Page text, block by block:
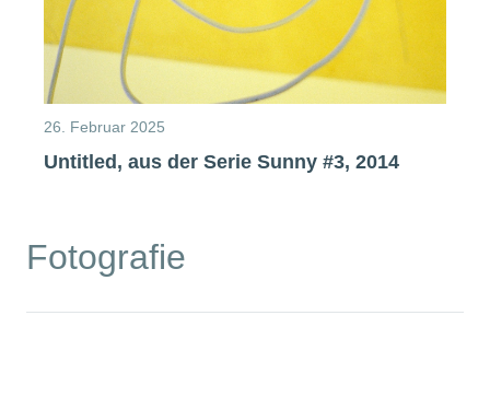
26. Februar 2025
Untitled, aus der Serie Sunny #3, 2014
Fotografie